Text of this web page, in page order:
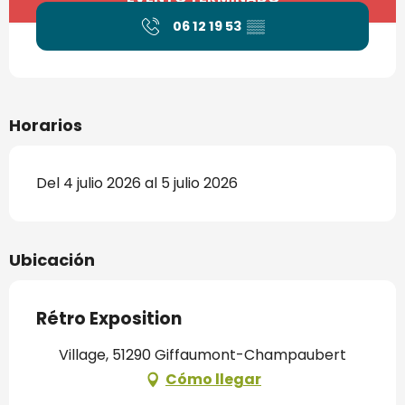
06 12 19 53 ▒▒
Horarios
Del 4 julio 2026 al 5 julio 2026
Ubicación
Rétro Exposition
Village, 51290 Giffaumont-Champaubert
Cómo llegar